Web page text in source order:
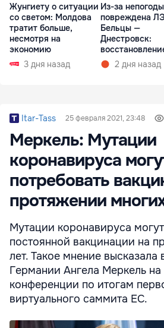
Жунгиету о ситуации
со светом: Молдова
тратит больше,
несмотря на
экономию
3 дня назад
Из-за непогоды
повреждена
Бельцы —
Днестровск:
займет более
2 дня назад
Itar-Tass 25 февраля 2021, 23:48
Меркель: Мутации
коронавируса
потребовать
протяжении
Мутации коронавируса
постоянной вакцинации на
лет. Такое мнение высказала
Германии Ангела Меркель на
конференции по итогам
виртуального саммита ЕС.